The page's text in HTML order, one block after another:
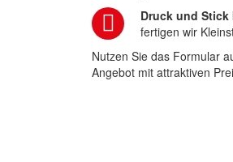
Druck und
fertigen wir
Nutzen Sie das Formular
Angebot mit attraktiven